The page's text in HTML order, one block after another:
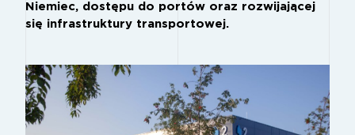
Niemiec, dostępu do portów oraz rozwijającej
się infrastruktury transportowej.